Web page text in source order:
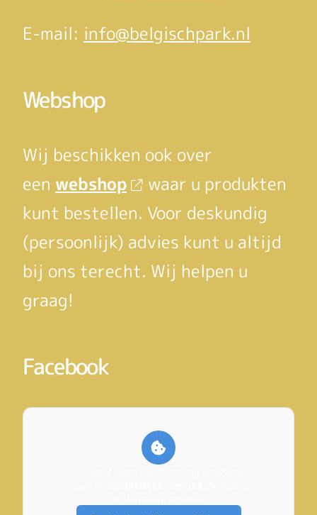
E-mail: info@belgischpark.nl
Webshop
Wij beschikken ook over
een webshop
waar u produkten
kunt bestellen. Voor deskundig
(persoonlijk) advies kunt u altijd
bij ons terecht. Wij helpen u
graag!
Facebook